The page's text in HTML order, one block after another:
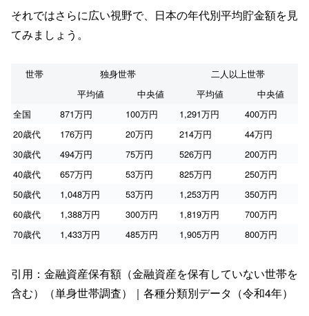
それではさらに広い視野で、日本の年代別平均貯金額を見
てみましょう。
世帯 独身世帯
二人以上世帯
平均値
中央値 平均値
中央値
全国
871万円 100万円 1,291万円
400万円
20歳代
176万円 20万円 214万円
44万円
30歳代
494万円 75万円 526万円
200万円
40歳代
657万円 53万円 825万円
250万円
50歳代
1,048万円 53万円 1,253万円
350万円
60歳代
1,388万円 300万円 1,819万円
700万円
70歳代
1,433万円 485万円 1,905万円 800万円
引用：金融資産保有額（金融資産を保有していない世帯を
含む）（単身世帯調査）｜各種分類別データ（令和4年）